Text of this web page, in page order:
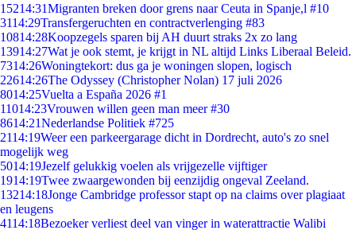
15214:31Migranten breken door grens naar Ceuta in Spanje,l #10
3114:29Transfergeruchten en contractverlenging #83
10814:28Koopzegels sparen bij AH duurt straks 2x zo lang
13914:27Wat je ook stemt, je krijgt in NL altijd Links Liberaal Beleid.
7314:26Woningtekort: dus ga je woningen slopen, logisch
22614:26The Odyssey (Christopher Nolan) 17 juli 2026
8014:25Vuelta a España 2026 #1
11014:23Vrouwen willen geen man meer #30
8614:21Nederlandse Politiek #725
2114:19Weer een parkeergarage dicht in Dordrecht, auto's zo snel
mogelijk weg
5014:19Jezelf gelukkig voelen als vrijgezelle vijftiger
1914:19Twee zwaargewonden bij eenzijdig ongeval Zeeland.
13214:18Jonge Cambridge professor stapt op na claims over plagiaat
en leugens
4114:18Bezoeker verliest deel van vinger in waterattractie Walibi